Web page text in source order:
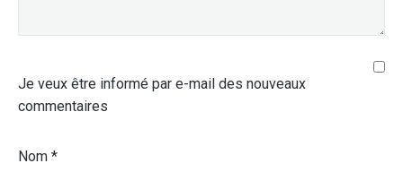
Je veux être informé par e-mail des nouveaux
commentaires
Nom *